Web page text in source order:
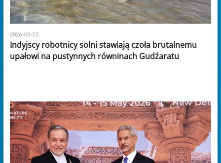
2026-05-25
Indyjscy robotnicy solni stawiają czoła brutalnemu
upałowi na pustynnych równinach Gudźaratu